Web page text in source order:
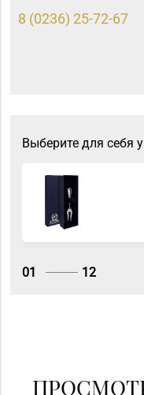
8 (0236) 25-72-67
Выберите для себя
01 12